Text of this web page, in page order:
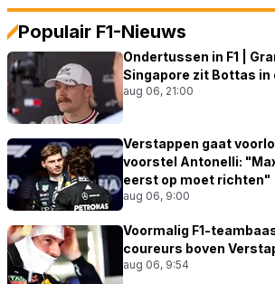
Populair F1-Nieuws
Ondertussen in F1 |
Singapore zit Bottas in
aug 06, 21:00
Verstappen gaat
voorstel Antonelli:
eerst op moet richten"
aug 06, 9:00
Voormalig F1-
coureurs boven
aug 06, 9:54